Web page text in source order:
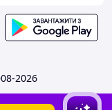
2026